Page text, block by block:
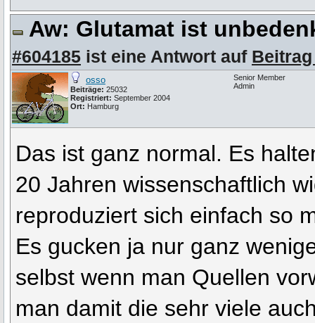
Aw: Glutamat ist
#604185 ist eine Antwort auf Beitrag
osso
Beiträge: 25032
Registriert: September 2004
Ort: Hamburg
Senior Member
Admin
Das ist ganz normal. Es
20 Jahren wissenschaftlich
reproduziert sich einfach so
Es gucken ja nur ganz
selbst wenn man Quellen
man damit die sehr viele